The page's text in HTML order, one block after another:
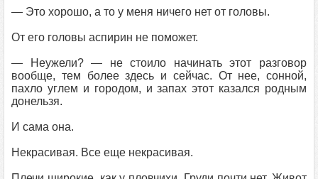
— Это хорошо, а то у меня ничего нет от головы.
От его головы аспирин не поможет.
— Неужели? — не стоило начинать этот разговор
вообще, тем более здесь и сейчас. От нее, сонной,
пахло углем и городом, и запах этот казался родным
донельзя.
И сама она.
Некрасивая. Все еще некрасивая.